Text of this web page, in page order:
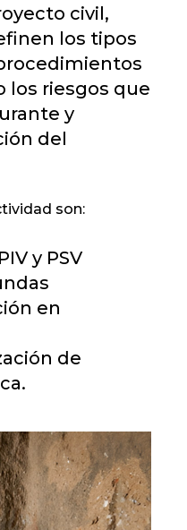
civil,
los tipos
los riesgos que
y
del
son:
y PSV
en
de